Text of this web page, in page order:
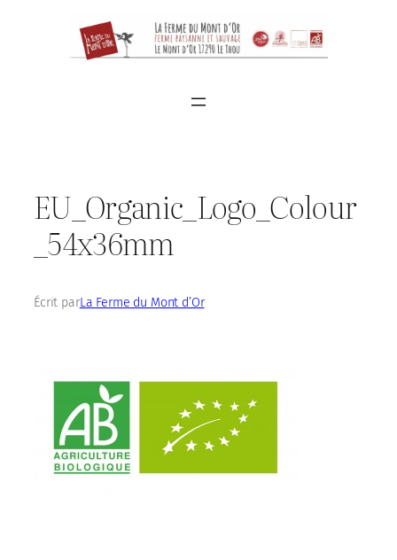
EU_Organic_Logo_Colour
_54x36mm
Écrit parLa Ferme du Mont d’Ordans